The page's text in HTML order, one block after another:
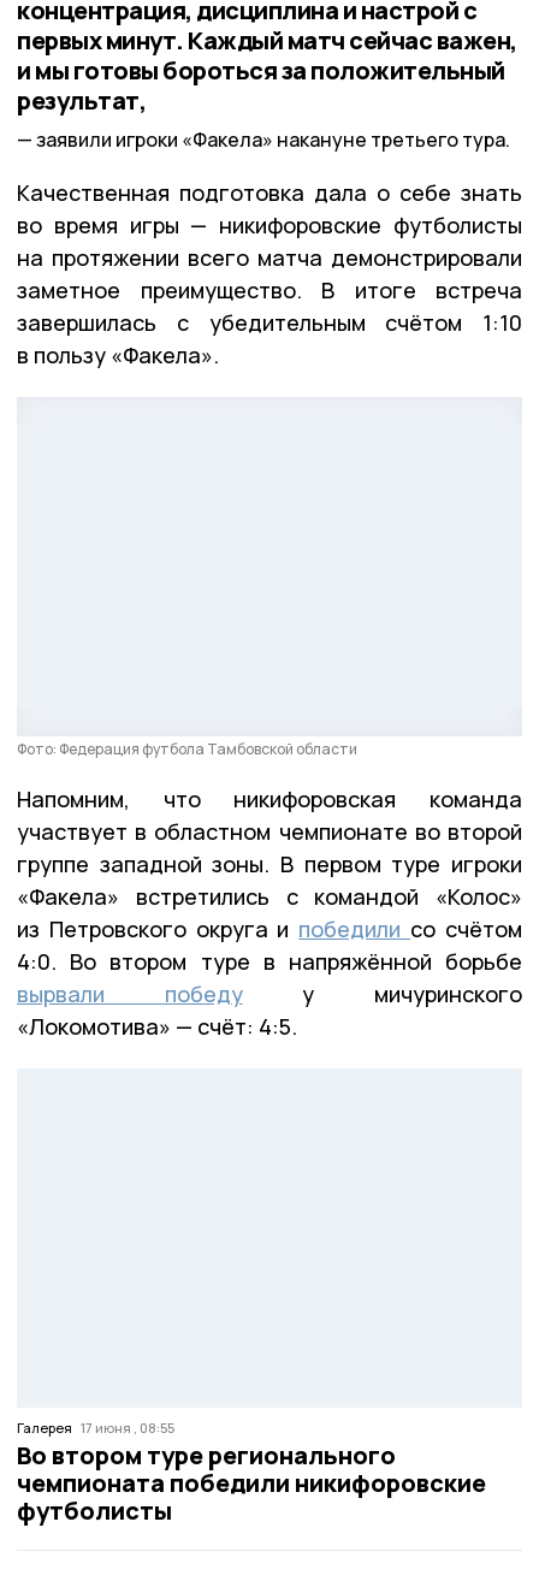
концентрация, дисциплина и настрой с
первых минут. Каждый матч сейчас важен,
и мы готовы бороться за положительный
результат,
заявили игроки «Факела» накануне третьего тура.
Качественная подготовка дала о себе знать
во время игры — никифоровские футболисты
на протяжении всего матча демонстрировали
заметное преимущество. В итоге встреча
завершилась с убедительным счётом 1:10
в пользу «Факела».
Фото: Федерация футбола Тамбовской области
Напомним, что никифоровская команда
участвует в областном чемпионате во второй
группе западной зоны. В первом туре игроки
«Факела» встретились с командой «Колос»
из Петровского округа и победили со счётом
4:0. Во втором туре в напряжённой борьбе
вырвали победуу мичуринского
«Локомотива» — счёт: 4:5.
Галерея 17 июня , 08:55
Во втором туре регионального
чемпионата победили никифоровские
футболисты